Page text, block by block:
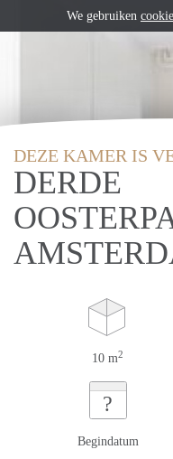
DEZE KAMER IS
DERDE
10 m2
?
Begindatum
We gebruiken